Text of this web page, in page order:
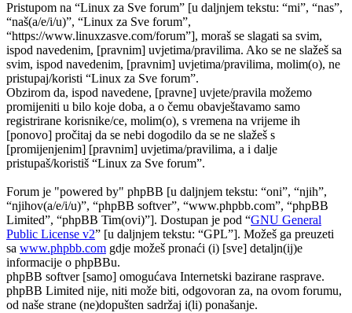
Pristupom na “Linux za Sve forum” [u daljnjem tekstu: “mi”, “nas”,
“naš(a/e/i/u)”, “Linux za Sve forum”,
“https://www.linuxzasve.com/forum”], moraš se slagati sa svim,
ispod navedenim, [pravnim] uvjetima/pravilima. Ako se ne slažeš sa
svim, ispod navedenim, [pravnim] uvjetima/pravilima, molim(o), ne
pristupaj/koristi “Linux za Sve forum”.
Obzirom da, ispod navedene, [pravne] uvjete/pravila možemo
promijeniti u bilo koje doba, a o čemu obavještavamo samo
registrirane korisnike/ce, molim(o), s vremena na vrijeme ih
[ponovo] pročitaj da se nebi dogodilo da se ne slažeš s
[promijenjenim] [pravnim] uvjetima/pravilima, a i dalje
pristupaš/koristiš “Linux za Sve forum”.
Forum je "powered by" phpBB [u daljnjem tekstu: “oni”, “njih”,
“njihov(a/e/i/u)”, “phpBB softver”, “www.phpbb.com”, “phpBB
Limited”, “phpBB Tim(ovi)”]. Dostupan je pod “GNU General
Public License v2” [u daljnjem tekstu: “GPL”]. Možeš ga preuzeti
sa www.phpbb.com gdje možeš pronaći (i) [sve] detaljn(ij)e
informacije o phpBBu.
phpBB softver [samo] omogućava Internetski bazirane rasprave.
phpBB Limited nije, niti može biti, odgovoran za, na ovom forumu,
od naše strane (ne)dopušten sadržaj i(li) ponašanje.